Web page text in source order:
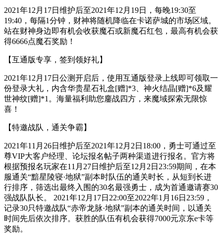
2021年12月17日维护后至2021年12月19日，每晚19:30至
19:40，每隔1分钟，财神将随机降临在卡诺萨城的市场区域。
站在财神身边即有机会收获魔石或新魔石红包，最高有机会获
得6666点魔石奖励！
【互通版专享，签到领好礼】
2021年12月17日公测开启后，使用互通版登录上线即可领取一
份登录大礼，内含华贵星石礼盒[赠]*3、神火结晶[赠]*6及耀
世神纹[赠]*1。海量福利助您鏖战四方，来魔域探索无限惊
喜！
【特邀战队，通关争霸】
2021年11月26日维护后至2021年12月2日18:00，勇士可通过至
尊VIP大客户经理、论坛报名帖子两种渠道进行报名。官方将
根据预报名玩家在11月27日维护后至12月2日23:59期间，在本
服通关“黯星陵寝·地狱”副本时队伍的通关时长，从短到长进
行排序，筛选出最终入围的30名最强勇士，成为首通邀请赛30
强战队队长。 2021年12月17日22:00至2022年1月16日23:59，
记录30只特邀战队“赤帝龙脉·地狱”副本的通关时间，以通关
时间先后依次排序。获胜的队伍有机会获得7000元京东e卡等
奖励。